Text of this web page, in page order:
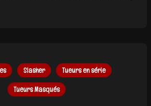
Slasher Tueurs en série
Tueurs Masqués